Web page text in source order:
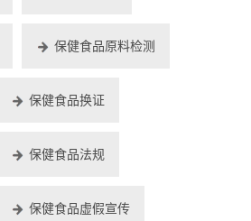
保健食品原料检测
保健食品换证
保健食品法规
保健食品虚假宣传